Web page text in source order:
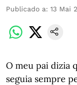
Publicado a: 13 Mai
O meu pai dizia
seguia sempre